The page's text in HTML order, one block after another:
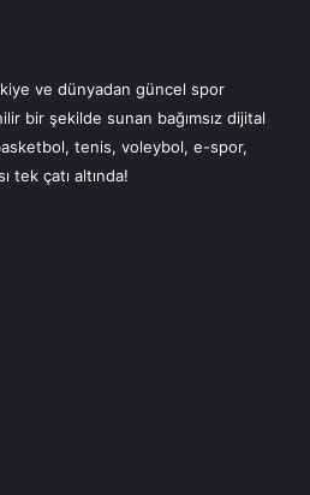
ve dünyadan güncel spor
bir şekilde sunan bağımsız dijital
tenis, voleybol, e-spor,
tek çatı altında!